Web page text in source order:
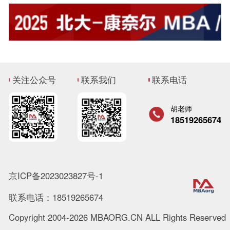
关注公众号 联系我们 联系电话
胡老师
18519265674
京ICP备2023023827号-1
联系电话：18519265674
Copyright 2004-2026 MBAORG.CN ALL Rights Reserved